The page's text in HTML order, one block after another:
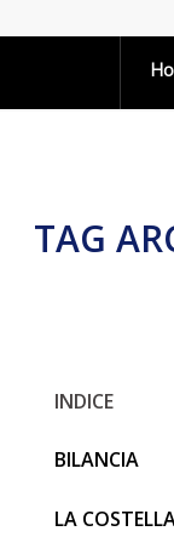
TAG
INDICE
BILANCIA
LA